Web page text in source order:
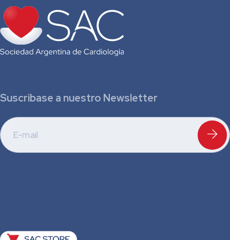
Suscribase a nuestro Newsletter